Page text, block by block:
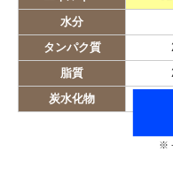
水分
タンパク質
脂質
炭水化物
※ -